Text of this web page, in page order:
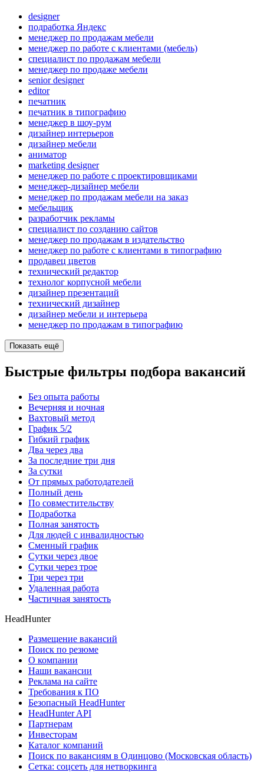
designer
подработка Яндекс
менеджер по продажам мебели
менеджер по работе с клиентами (мебель)
специалист по продажам мебели
менеджер по продаже мебели
senior designer
editor
печатник
печатник в типографию
менеджер в шоу-рум
дизайнер интерьеров
дизайнер мебели
аниматор
marketing designer
менеджер по работе с проектировщиками
менеджер-дизайнер мебели
менеджер по продажам мебели на заказ
мебельщик
разработчик рекламы
специалист по созданию сайтов
менеджер по продажам в издательство
менеджер по работе с клиентами в типографию
продавец цветов
технический редактор
технолог корпусной мебели
дизайнер презентаций
технический дизайнер
дизайнер мебели и интерьера
менеджер по продажам в типографию
Показать ещё
Быстрые фильтры подбора вакансий
Без опыта работы
Вечерняя и ночная
Вахтовый метод
График 5/2
Гибкий график
Два через два
За последние три дня
За сутки
От прямых работодателей
Полный день
По совместительству
Подработка
Полная занятость
Для людей с инвалидностью
Сменный график
Сутки через двое
Сутки через трое
Три через три
Удаленная работа
Частичная занятость
HeadHunter
Размещение вакансий
Поиск по резюме
О компании
Наши вакансии
Реклама на сайте
Требования к ПО
Безопасный HeadHunter
HeadHunter API
Партнерам
Инвесторам
Каталог компаний
Поиск по вакансиям в Одинцово (Московская область)
Сетка: соцсеть для нетворкинга